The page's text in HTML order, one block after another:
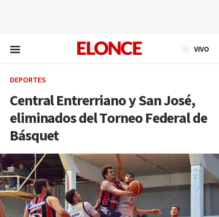
VIVO
DEPORTES
Central Entrerriano y San José,
eliminados del Torneo Federal de
Básquet